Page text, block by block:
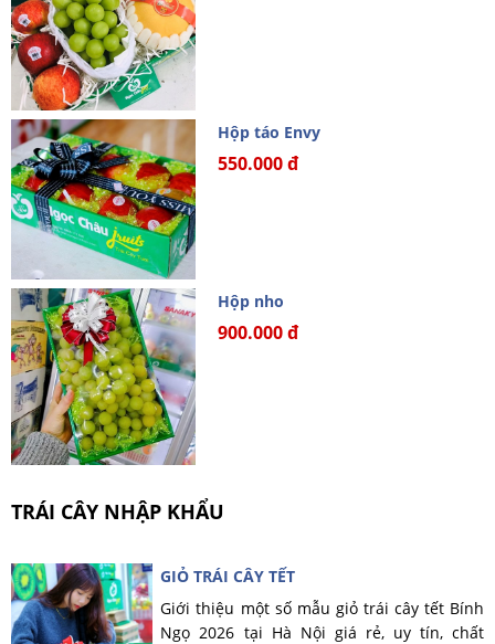
Hộp táo Envy
550.000 đ
Hộp nho
900.000 đ
TRÁI CÂY NHẬP KHẨU
GIỎ TRÁI CÂY TẾT
Giới thiệu một số mẫu giỏ trái cây tết Bính
Ngọ 2026 tại Hà Nội giá rẻ, uy tín, chất